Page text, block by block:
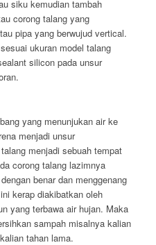
siku kemudian tambah
corong talang yang
pipa yang berwujud vertical.
ukuran model talang
silicon pada unsur
yang menunjukan air ke
menjadi unsur
menjadi sebuah tempat
corong talang lazimnya
benar dan menggenang
kerap diakibatkan oleh
yang terbawa air hujan. Maka
sampah misalnya kalian
tahan lama.